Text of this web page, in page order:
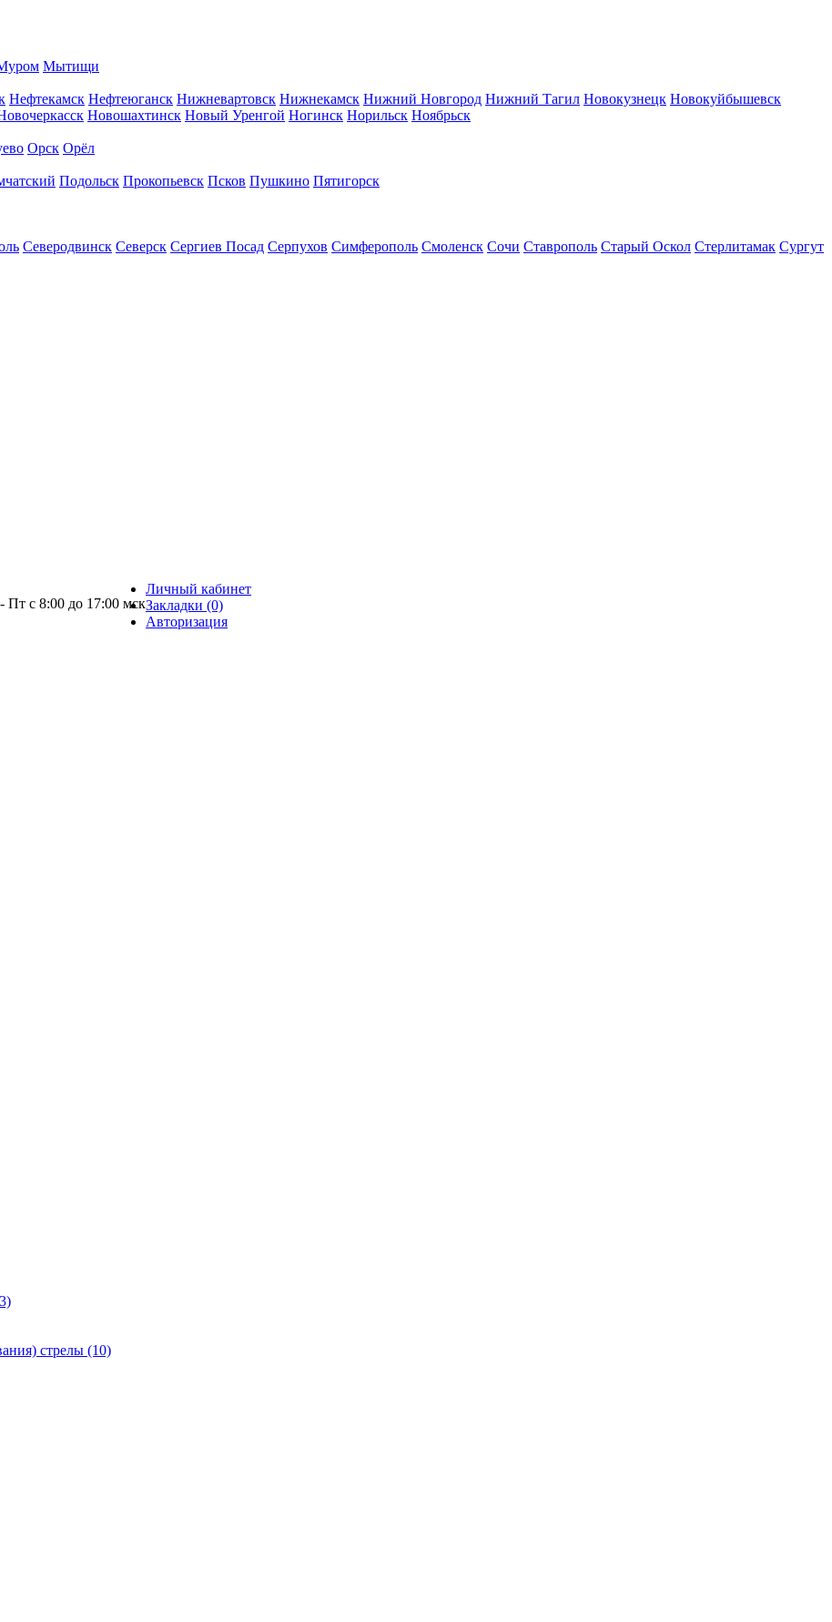
Мытищи
Нефтекамск Нефтеюганск Нижневартовск Нижнекамск Нижний Новгород Нижний Тагил Новокузнецк Новокуйбышевск
Новошахтинск Новый Уренгой Ногинск Норильск Ноябрьск
Орск Орёл
Подольск Прокопьевск Псков Пушкино Пятигорск
Северодвинск Северск Сергиев Посад Серпухов Симферополь Смоленск Сочи Ставрополь Старый Оскол Стерлитамак Сургут
Пт с 8:00 до 17:00 мск
Личный кабинет
Закладки (0)
Авторизация
стрелы (10)